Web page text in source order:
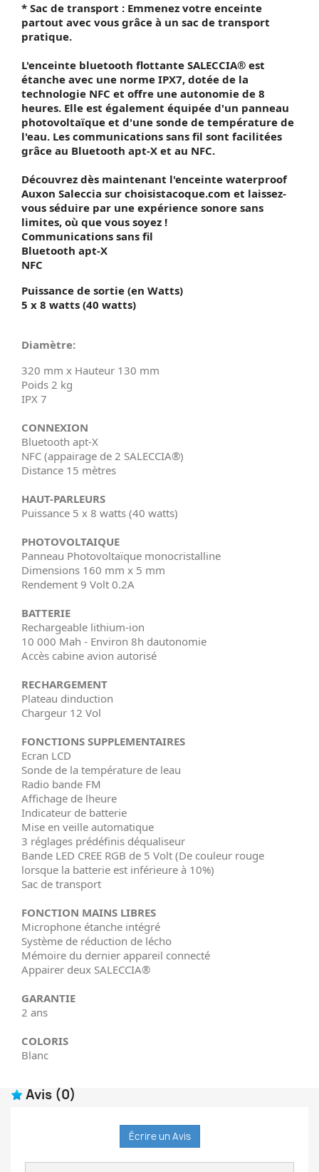
* Sac de transport : Emmenez votre enceinte
partout avec vous grâce à un sac de transport
pratique.
L'enceinte bluetooth flottante SALECCIA® est
étanche avec une norme IPX7, dotée de la
technologie NFC et offre une autonomie de 8
heures. Elle est également équipée d'un panneau
photovoltaïque et d'une sonde de température de
l'eau. Les communications sans fil sont facilitées
grâce au Bluetooth apt-X et au NFC.
Découvrez dès maintenant l'enceinte waterproof
Auxon Saleccia sur choisistacoque.com et laissez-
vous séduire par une expérience sonore sans
limites, où que vous soyez !
Communications sans fil
Bluetooth apt-X
NFC
Puissance de sortie (en Watts)
5 x 8 watts (40 watts)
Diamètre:
320 mm x Hauteur 130 mm
Poids 2 kg
IPX 7
CONNEXION
Bluetooth apt-X
NFC (appairage de 2 SALECCIA®)
Distance 15 mètres
HAUT-PARLEURS
Puissance 5 x 8 watts (40 watts)
PHOTOVOLTAIQUE
Panneau Photovoltaïque monocristalline
Dimensions 160 mm x 5 mm
Rendement 9 Volt 0.2A
BATTERIE
Rechargeable lithium-ion
10 000 Mah - Environ 8h dautonomie
Accès cabine avion autorisé
RECHARGEMENT
Plateau dinduction
Chargeur 12 Vol
FONCTIONS SUPPLEMENTAIRES
Ecran LCD
Sonde de la température de leau
Radio bande FM
Affichage de lheure
Indicateur de batterie
Mise en veille automatique
3 réglages prédéfinis déqualiseur
Bande LED CREE RGB de 5 Volt (De couleur rouge
lorsque la batterie est inférieure à 10%)
Sac de transport
FONCTION MAINS LIBRES
Microphone étanche intégré
Système de réduction de lécho
Mémoire du dernier appareil connecté
Appairer deux SALECCIA®
GARANTIE
2 ans
COLORIS
Blanc
Avis (0)
Écrire un Avis